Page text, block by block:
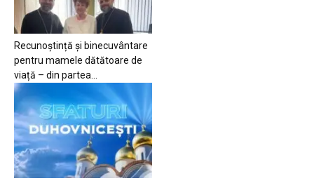
Recunoștință și binecuvântare
pentru mamele dătătoare de
viață – din partea...